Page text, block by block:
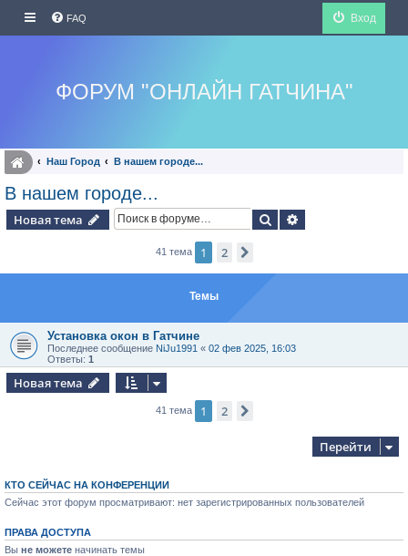
FAQ Вход
ФОРУМ "ОНЛАЙН ГАТЧИНА"
Наш Город В нашем городе...
В нашем городе...
Новая тема Поиск
41 тема 1 2
Темы
Установка окон в Гатчине
Последнее сообщение NiJu1991 « 02 фев 2025, 16:03
Ответы: 1
Новая тема
41 тема 1 2
Перейти
КТО СЕЙЧАС НА КОНФЕРЕНЦИИ
Сейчас этот форум просматривают: нет зарегистрированных пользователей
ПРАВА ДОСТУПА
Вы не можете начинать темы